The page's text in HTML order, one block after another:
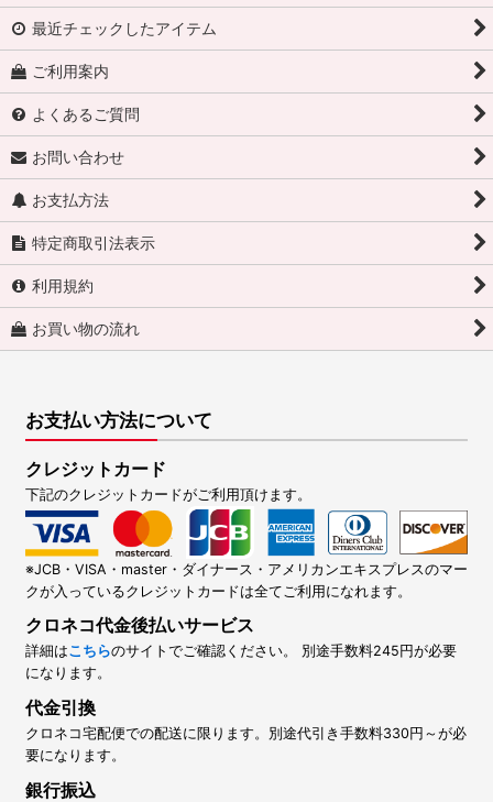
最近チェックしたアイテム
ご利用案内
よくあるご質問
お問い合わせ
お支払方法
特定商取引法表示
利用規約
お買い物の流れ
お支払い方法について
クレジットカード
下記のクレジットカードがご利用頂けます。
※JCB・VISA・master・ダイナース・アメリカンエキスプレスのマー
クが入っているクレジットカードは全てご利用になれます。
クロネコ代金後払いサービス
詳細はこちらのサイトでご確認ください。 別途手数料245円が必要
になります。
代金引換
クロネコ宅配便での配送に限ります。別途代引き手数料330円～が必
要になります。
銀行振込